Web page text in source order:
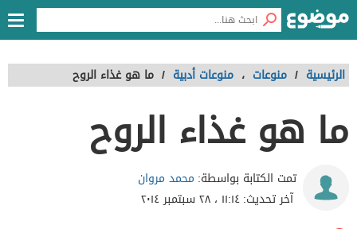
الرئيسية / منوعات ، منوعات أدبية / ما هو غذاء الروح
ما هو غذاء الروح
تمت الكتابة بواسطة: محمد مروان
آخر تحديث:١١:١٤ ، ٢٨ سبتمبر ٢٠١٤